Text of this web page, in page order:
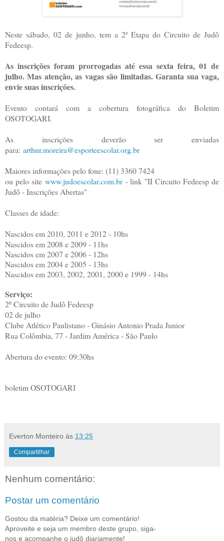
Neste sábado, 02 de junho, tem a 2ª Etapa do Circuito de Judô
Fedeesp.
As inscrições foram prorrogadas até essa sexta feira, 01 de
julho. Mas atenção, as vagas são limitadas. Garanta sua vaga,
envie suas inscrições.
Evento contará com a cobertura fotográfica do Boletim
OSOTOGARI.
As inscrições deverão ser enviadas
para: arthur.moreira@esporteescolar.org.br
Maiores informações pelo fone: (11) 3360 7424
ou pelo site www.judoescolar.com.br- link "II Circuito Fedeesp de
Judô - Inscrições Abertas"
Classes de idade:
Nascidos em 2010, 2011 e 2012 - 10hs
Nascidos em 2008 e 2009 - 11hs
Nascidos em 2007 e 2006 - 12hs
Nascidos em 2004 e 2005 - 13hs
Nascidos em 2003, 2002, 2001, 2000 e 1999 - 14hs
Serviço:
2º Circuito de Judô Fedeesp
02 de julho
Clube Atlético Paulistano - Ginásio Antonio Prada Junior
Rua Colômbia, 77 - Jardim América - São Paulo
Abertura do evento: 09:30hs
boletim OSOTOGARI
Everton Monteiro às 13:25
Compartilhar
Nenhum comentário:
Postar um comentário
Gostou da matéria? Deixe um comentário!
Aproveite e seja um membro deste grupo, siga-
nos e acompanhe o judô diariamente!